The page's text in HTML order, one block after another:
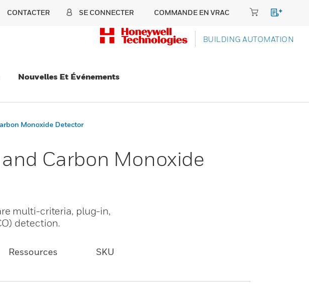
CONTACTER SE CONNECTER COMMANDE EN VRAC
BUILDING AUTOMATION
Nouvelles Et Événements
Monoxide Detector
Carbon Monoxide
multi-criteria, plug-in,
detection.
Ressources SKU